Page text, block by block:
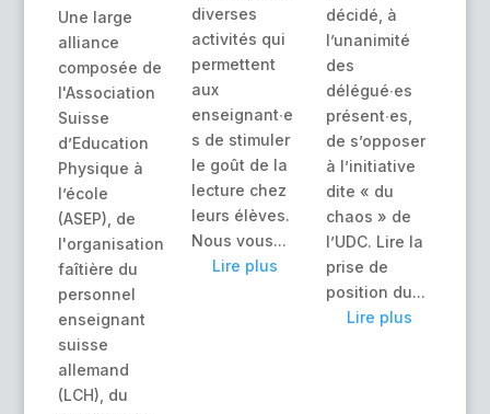
Une large
alliance
composée de
l'Association
Suisse
d’Education
Physique à
l’école
(ASEP), de
l'organisation
faîtière du
personnel
enseignant
suisse
allemand
(LCH), du
diverses
activités qui
permettent
aux
enseignant∙e
s de stimuler
le goût de la
lecture chez
leurs élèves.
Nous vous...
Lire plus
décidé, à
l’unanimité
des
délégué∙es
présent∙es,
de s’opposer
à l’initiative
dite « du
chaos » de
l’UDC. Lire la
prise de
position du...
Lire plus